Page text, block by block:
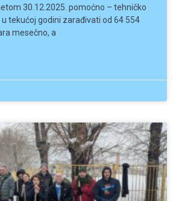
30.12.2025. pomoćno – tehničko
tekućoj godini zarađivati od 64 554
mesečno, a